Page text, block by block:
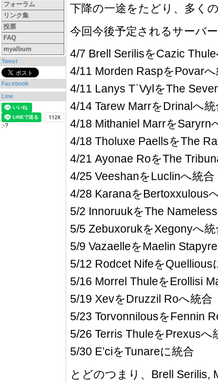
フォーラム
リンク集
投票
FAQ
myalbum
Tweet
Facebook
Line
:-?
下降の一途をたどり、多く
今回今後予定されるサーバ
4/7 Brell SerilisをCazic
4/11 Morden RaspをPovar
4/11 Lanys T`VylをThe
4/14 Tarew MarrをDrinalへ統
4/18 Mithaniel MarrをSaryrn
4/18 Tholuxe PaellsをThe
4/21 Ayonae RoをThe
4/25 VeeshanをLuclinへ統合
4/28 KaranaをBertoxxulous
5/2 InnoruukをThe
5/5 ZebuxorukをXegonyへ統
5/9 VazaelleをMaelin
5/12 Rodcet NifeをQuellious
5/16 Morrel ThuleをErollisi
5/19 XevをDruzzil Roへ統合
5/23 TorvonnilousをFennin
5/26 Terris ThuleをPrexusへ
5/30 E’ciをTunareに統合
とどのつまり、Brell Serilis,